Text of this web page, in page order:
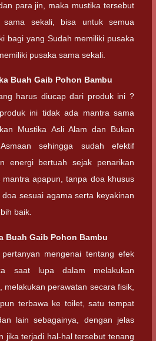
para jin, maka mustika tersebut
sekali, bisa untuk semua
bagi yang Sudah memiliki pusaka
pusaka sama sekali.
Buah Gaib Pohon Bambu
harus diucap dari produk ini ?
ini tidak ada mantra sama
Mustika Asli Alam dan Bukan
sehingga sudah efektif
energi bertuah sejak penarikan
apapun, tanpa doa khusus
sesuai agama serta keyakinan
baik.
Buah Gaib Pohon Bambu
mengenai tentang efek
saat lupa dalam melakukan
melakukan perawatan secara fisik,
terbawa ke toilet, satu tempat
lain sebagainya, dengan jelas
jika terjadi hal-hal tersebut tenang